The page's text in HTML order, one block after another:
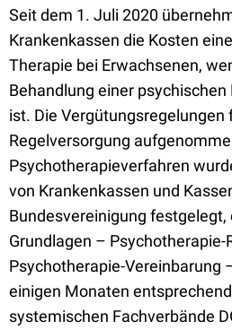
Seit dem 1. Juli 2020
Krankenkassen die Kosten
Therapie bei Erwachsenen,
Behandlung einer
ist. Die Vergütungsregelungen
Regelversorgung
Psychotherapieverfahren
von Krankenkassen und
Bundesvereinigung festgelegt,
Grundlagen – Psychotherapie-
Psychotherapie-Vereinbarung
einigen Monaten
systemischen Fachverbände